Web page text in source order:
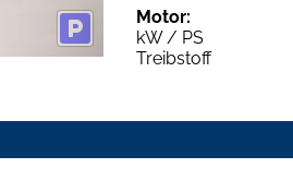
Motor:
kW / PS
Treibstoff